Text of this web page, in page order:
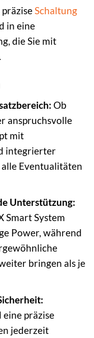
Schaltung
in eine
die Sie mit
Ob
anspruchsvolle
mit
integrierter
Eventualitäten
Unterstützung:
Smart System
Power, während
bringen als je
präzise
jederzeit